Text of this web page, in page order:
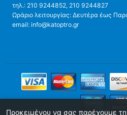
τηλ.: 210 9244852, 210 9244827
Ωράριο λειτουργίας: Δευτέρα έως
email: info@katoptro.gr
Προκειμένου να σας παρέχουμε